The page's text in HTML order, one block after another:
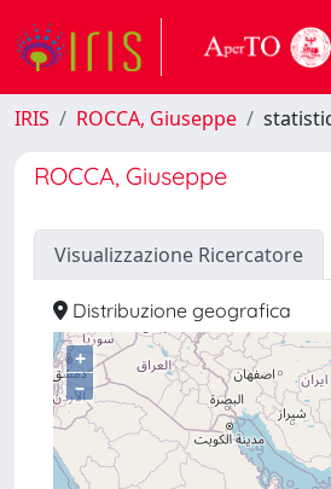
IRIS ROCCA, Giuseppe
ROCCA, Giuseppe
Visualizzazione Ricercatore
Distribuzione geografica
+
–